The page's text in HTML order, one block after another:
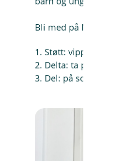
Bli med på Norges
1. Støtt: vipps et
2. Delta: ta på deg
3. Del: på sosiale